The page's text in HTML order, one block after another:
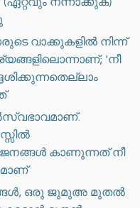
വാക്കുകളിൽ നിന്ന്
'നീ
ജനങ്ങൾ കാണുന്നത് നീ
ഒരു ജുമുഅ മുതൽ